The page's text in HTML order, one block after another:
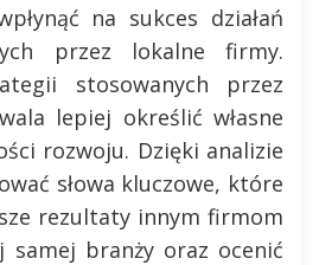
na sukces działań
przez lokalne firmy.
stosowanych przez
lepiej określić własne
rozwoju. Dzięki analizie
słowa kluczowe, które
rezultaty innym firmom
samej branży oraz ocenić